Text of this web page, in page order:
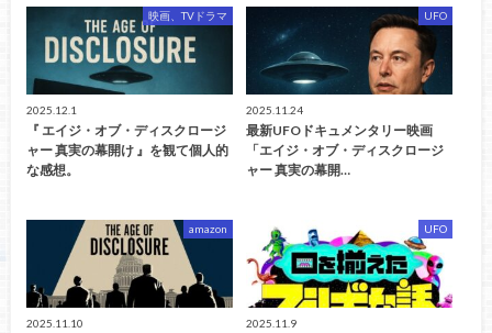
映画、TVドラマ
2025.12.1
『 エイジ・オブ・ディスクロージ
ャー 真実の幕開け 』を観て個人的
な感想。
UFO
2025.11.24
最新UFOドキュメンタリー映画
「エイジ・オブ・ディスクロージ
ャー 真実の幕開…
amazon
2025.11.10
UFO
2025.11.9